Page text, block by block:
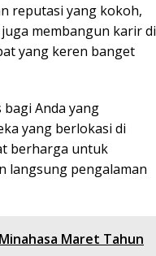
reputasi yang kokoh,
membangun karir di
yang keren banget
Anda yang
yang berlokasi di
berharga untuk
langsung pengalaman
Maret Tahun